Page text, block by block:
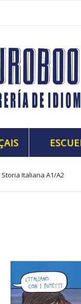
Italiana A1/A2